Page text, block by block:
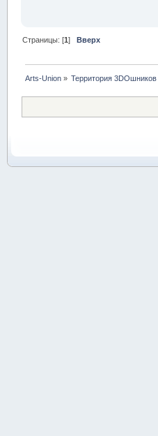
Страницы: [1]Вверх
Arts-Union » Территория 3DOшников